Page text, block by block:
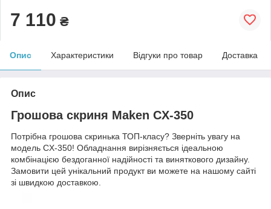
7 110 ₴
Опис Характеристики Відгуки про товар Доставка
Опис
Грошова скриня Maken CX-350
Потрібна грошова скринька ТОП-класу? Зверніть увагу на
модель CX-350! Обладнання вирізняється ідеальною
комбінацією бездоганної надійності та виняткового дизайну.
Замовити цей унікальний продукт ви можете на нашому сайті
зі швидкою доставкою.